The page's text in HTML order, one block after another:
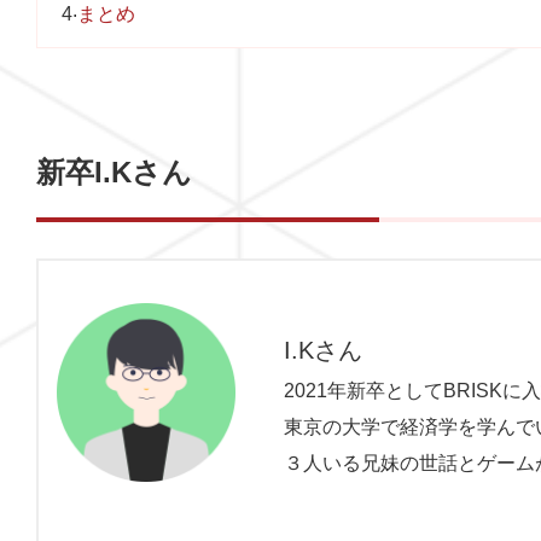
4まとめ
新卒I.Kさん
I.Kさん
2021年新卒としてBRISKに入
東京の大学で経済学を学んで
３人いる兄妹の世話とゲーム